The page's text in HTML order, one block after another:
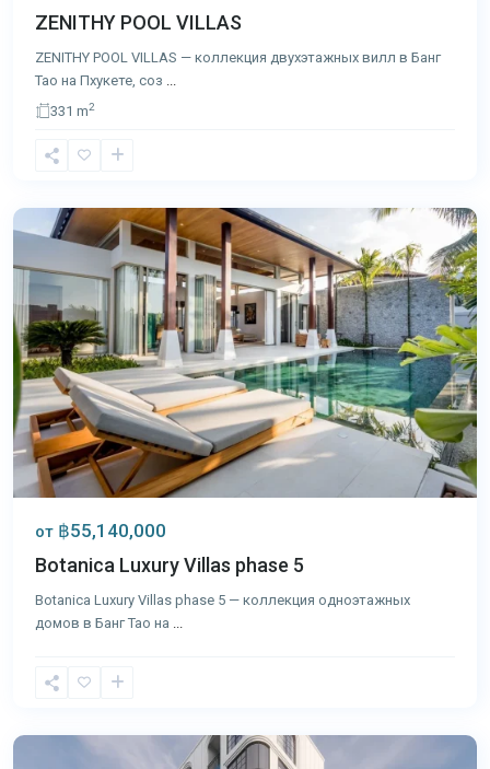
ZENITHY POOL VILLAS
ZENITHY POOL VILLAS — коллекция двухэтажных вилл в Банг
Тао на Пхукете, соз ...
331 m2
Тао,
от ฿55,140,000
Botanica Luxury Villas phase 5
Botanica Luxury Villas phase 5 — коллекция одноэтажных
домов в Банг Тао на ...
Тао,